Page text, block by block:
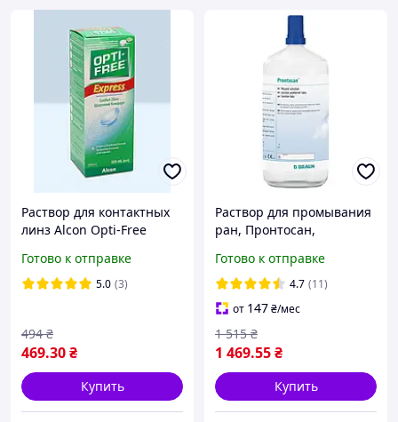
Раствор для контактных
линз Alcon Opti-Free
многофункциональный
уход очистка
Готово к отправке
5.0 (3)
469.30₴
494 ₴
Купить
Раствор для промывания
ран, Пронтосан,
Готово к отправке
4.7 (11)
от 147₴/мес
1 469.55₴
1 515 ₴
Купить